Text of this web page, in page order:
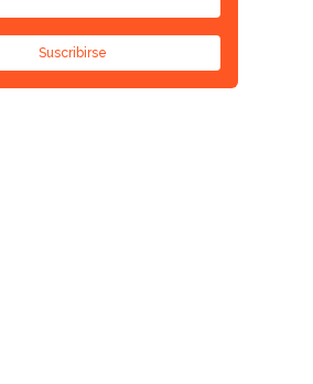
Suscribirse